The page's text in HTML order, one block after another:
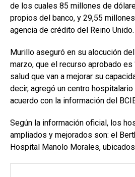
de los cuales 85 millones de
propios del banco, y 29,55
agencia de crédito del Reino Unido.
Murillo aseguró en su alocución
marzo, que el recurso aprobado es
salud que van a mejorar su
decir, agregó un centro
acuerdo con la información del
Según la información oficial, los
ampliados y mejorados son: el
Hospital Manolo Morales,